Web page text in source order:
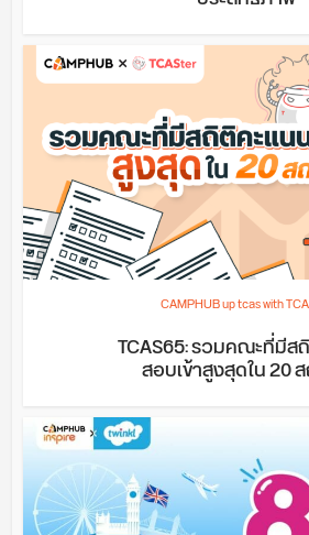
CAMPHUB up tcas with
TCAS65: รวมคณะที่มีส
สอบเข้าสูงสุดใน 20